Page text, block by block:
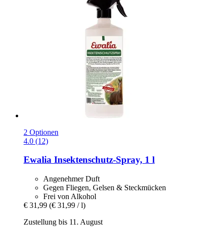
2 Optionen
4.0 (12)
Ewalia Insektenschutz-​Spray, 1 l
Angenehmer Duft
Gegen Fliegen, Gelsen & Steckmücken
Frei von Alkohol
€ 31,99 (€ 31,99 / l)
Zustellung bis 11. August